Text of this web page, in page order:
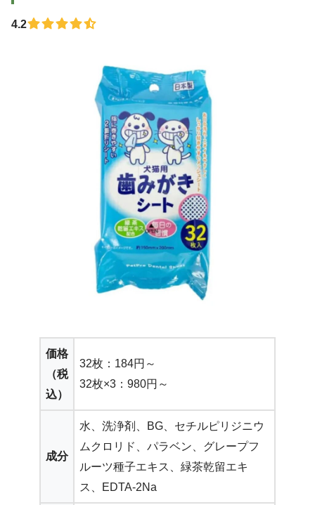
4.2
価格
（税
込）
32枚：184円～
32枚×3：980円～
成分
水、洗浄剤、BG、セチルピリジニウ
ムクロリド、パラベン、グレープフ
ルーツ種子エキス、緑茶乾留エキ
ス、EDTA-2Na